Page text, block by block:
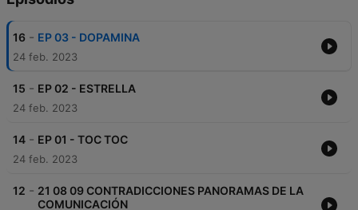
16 - EP 03 - DOPAMINA
24 feb. 2023
15 - EP 02 - ESTRELLA
24 feb. 2023
14 - EP 01 - TOC TOC
24 feb. 2023
12 - 21 08 09 CONTRADICCIONES PANORAMAS DE LA
COMUNICACIÓN